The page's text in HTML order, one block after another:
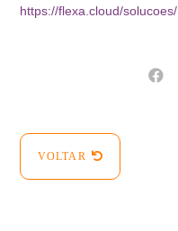
https://flexa.cloud/solucoes/
VOLTAR